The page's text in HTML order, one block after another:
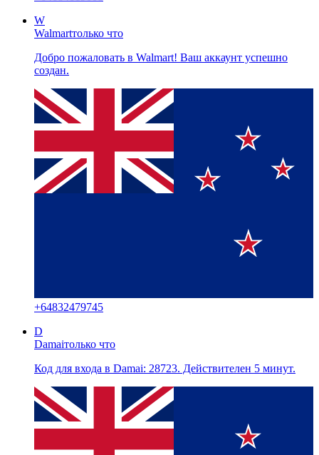
W
Walmartтолько что
Добро пожаловать в Walmart! Ваш аккаунт успешно
создан.
+64832479745
D
Damaiтолько что
Код для входа в Damai: 28723. Действителен 5 минут.